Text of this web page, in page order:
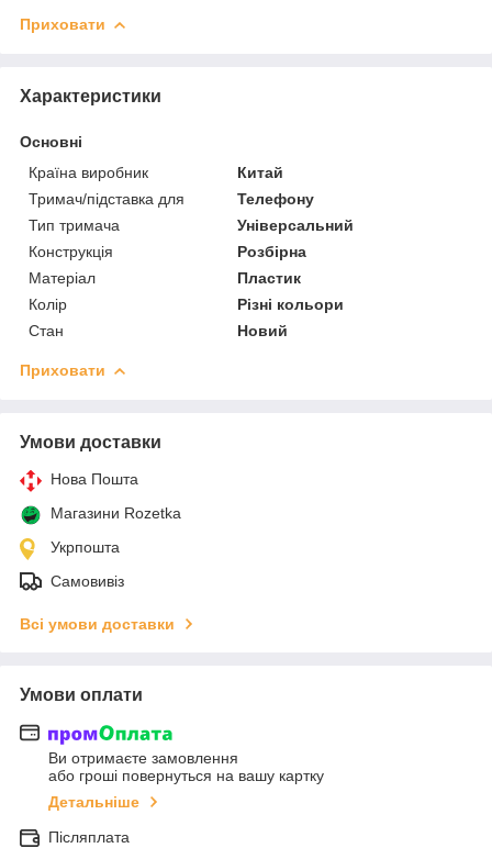
Приховати
Характеристики
Основні
Країна виробник
Китай
Тримач/підставка для
Телефону
Тип тримача
Універсальний
Конструкція
Розбірна
Матеріал
Пластик
Колір
Різні кольори
Стан
Новий
Приховати
Умови доставки
Нова Пошта
Магазини Rozetka
Укрпошта
Самовивіз
Всі умови доставки
Умови оплати
Ви отримаєте замовлення
або гроші повернуться на вашу картку
Детальніше
Післяплата